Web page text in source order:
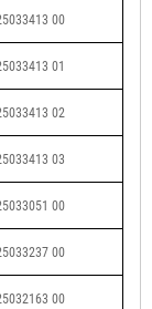
00
01
02
03
00
00
00